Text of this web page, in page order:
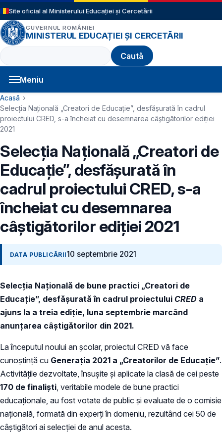
Sari la conținutul principal
Site oficial al Ministerului Educației și Cercetării
GUVERNUL ROMÂNIEI
MINISTERUL EDUCAȚIEI ȘI CERCETĂRII
Caută
Meniu
Navigație principală
Cale de navigare
Acasă
Selecția Națională „Creatori de Educație”, desfășurată în cadrul
proiectului CRED, s-a încheiat cu desemnarea câștigătorilor ediției
2021
Selecția Națională „Creatori de
Educație”, desfășurată în
cadrul proiectului CRED, s-a
încheiat cu desemnarea
câștigătorilor ediției 2021
DATA PUBLICĂRII10 septembrie 2021
Selecția Națională de bune practici „Creatori de
Educație”, desfășurată în cadrul proiectului CRED a
ajuns la a treia ediție, luna septembrie marcând
anunțarea câștigătorilor din 2021.
La începutul noului an școlar, proiectul CRED vă face
cunoștință cu Generația 2021 a „Creatorilor de Educație”.
Activitățile dezvoltate, însușite și aplicate la clasă de cei peste
170 de finaliști , veritabile modele de bune practici
educaționale, au fost votate de public și evaluate de o comisie
națională, formată din experți în domeniu, rezultând cei 50 de
câștigători ai selecției de anul acesta.